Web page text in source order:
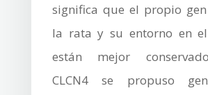
significa que el propio gen
la rata y su entorno en el
están mejor
CLCN4 se propuso